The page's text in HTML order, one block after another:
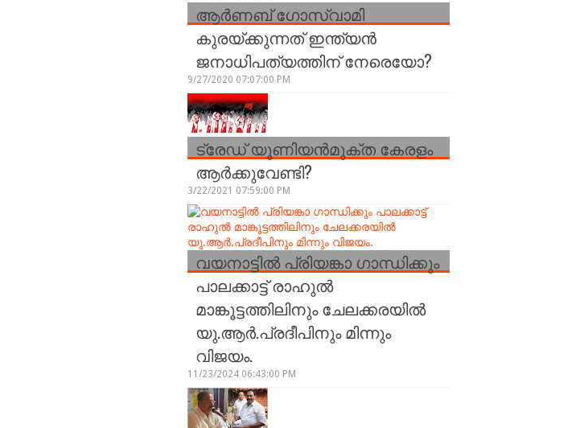
ആർണബ് ഗോസ്വാമി
കുരയ്ക്കുന്നത് ഇന്ത്യൻ
ജനാധിപത്യത്തിന് നേരെയോ?
9/27/2020 07:07:00 PM
ട്രേഡ് യൂണിയന്‍മുക്ത കേരളം
ആര്‍ക്കുവേണ്ടി?
3/22/2021 07:59:00 PM
വയനാട്ടിൽ പ്രിയങ്കാ ഗാന്ധിക്കും
പാലക്കാട്ട് രാഹുൽ
മാങ്കൂട്ടത്തിലിനും ചേലക്കരയിൽ
യു.ആർ.പ്രദീപിനും മിന്നും
വിജയം.
11/23/2024 06:43:00 PM